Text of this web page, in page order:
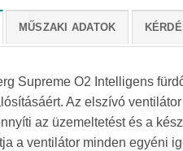
MŰSZAKI ADATOK
Supreme O2 Intelligens
Az elszívó
az üzemeltetést és a
a ventilátor minden egyéni